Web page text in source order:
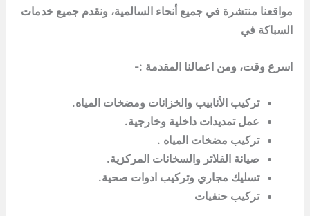
مواقعنا منتشرة في جميع أنحاء السالمية، ونقدم جميع خدمات
السباكة في
اسرع وقت، ومن اعمالنا المقدمة :-
تركيب الأنابيب والخزانات ومضخات المياه.
عمل تمديدات داخلية وخارجية.
تركيب مضخات المياه .
صيانة الفلاتر والسخانات المركزية.
تسليك مجاري وتركيب ادوات صحية.
تركيب حنفيات